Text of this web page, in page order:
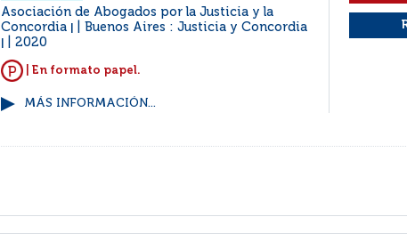
Asociación de Abogados por la Justicia y la
Concordia
Buenos Aires : Justicia y Concordia
2020
| En formato papel.
MÁS INFORMACIÓN...